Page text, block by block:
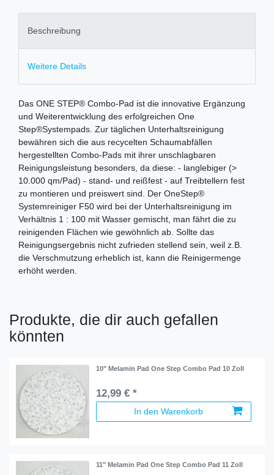
Beschreibung
Weitere Details
Das ONE STEP® Combo-Pad ist die innovative Ergänzung
und Weiterentwicklung des erfolgreichen One
Step®Systempads. Zur täglichen Unterhaltsreinigung
bewähren sich die aus recycelten Schaumabfällen
hergestellten Combo-Pads mit ihrer unschlagbaren
Reinigungsleistung besonders, da diese: - langlebiger (>
10.000 qm/Pad) - stand- und reißfest - auf Treibtellern fest
zu montieren und preiswert sind. Der OneStep®
Systemreiniger F50 wird bei der Unterhaltsreinigung im
Verhältnis 1 : 100 mit Wasser gemischt, man fährt die zu
reinigenden Flächen wie gewöhnlich ab. Sollte das
Reinigungsergebnis nicht zufrieden stellend sein, weil z.B.
die Verschmutzung erheblich ist, kann die Reinigermenge
erhöht werden.
Produkte, die dir auch gefallen
könnten
10" Melamin Pad One Step Combo Pad 10 Zoll
12,99 € *
In den Warenkorb
11" Melamin Pad One Step Combo Pad 11 Zoll